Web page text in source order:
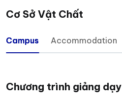
Cơ Sở Vật Chất
Campus Accommodation
Chương trình giảng dạy